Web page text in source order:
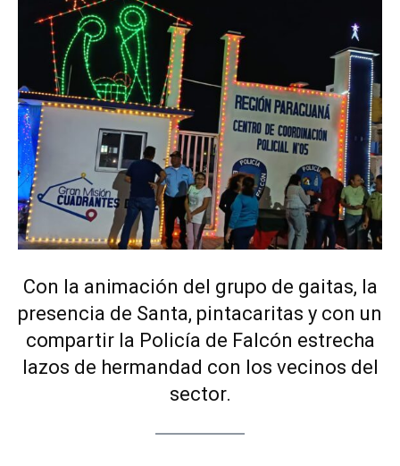
Con la animación del grupo de gaitas, la
presencia de Santa, pintacaritas y con un
compartir la Policía de Falcón estrecha
lazos de hermandad con los vecinos del
sector.